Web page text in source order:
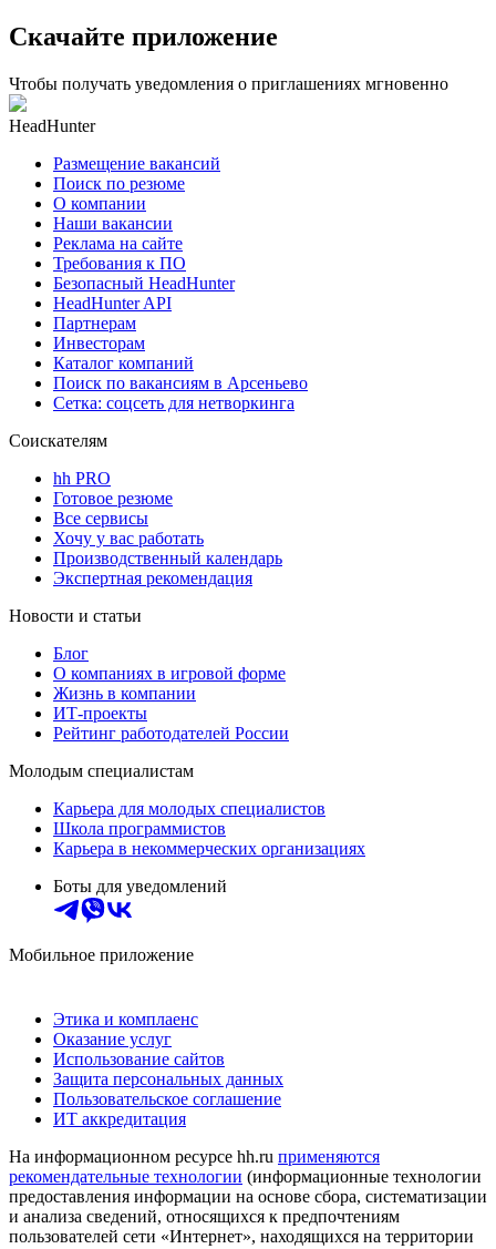
Скачайте приложение
Чтобы получать уведомления о приглашениях мгновенно
HeadHunter
Размещение вакансий
Поиск по резюме
О компании
Наши вакансии
Реклама на сайте
Требования к ПО
Безопасный HeadHunter
HeadHunter API
Партнерам
Инвесторам
Каталог компаний
Поиск по вакансиям в Арсеньево
Сетка: соцсеть для нетворкинга
Соискателям
hh PRO
Готовое резюме
Все сервисы
Хочу у вас работать
Производственный календарь
Экспертная рекомендация
Новости и статьи
Блог
О компаниях в игровой форме
Жизнь в компании
ИТ-проекты
Рейтинг работодателей России
Молодым специалистам
Карьера для молодых специалистов
Школа программистов
Карьера в некоммерческих организациях
Боты для уведомлений
Мобильное приложение
Этика и комплаенс
Оказание услуг
Использование сайтов
Защита персональных данных
Пользовательское соглашение
ИТ аккредитация
На информационном ресурсе hh.ru применяются
рекомендательные технологии (информационные технологии
предоставления информации на основе сбора, систематизации
и анализа сведений, относящихся к предпочтениям
пользователей сети «Интернет», находящихся на территории